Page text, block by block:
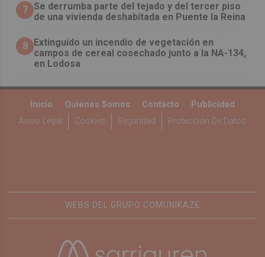
7 Se derrumba parte del tejado y del tercer piso
de una vivienda deshabitada en Puente la Reina
8
Extinguido un incendio de vegetación en
campos de cereal cosechado junto a la NA-134,
en Lodosa
Inicio Quiénes Somos Contacto
Publicidad
Aviso Legal
Cookies Seguridad Protección De Datos
WEBS DEL GRUPO COMUNIKAZE